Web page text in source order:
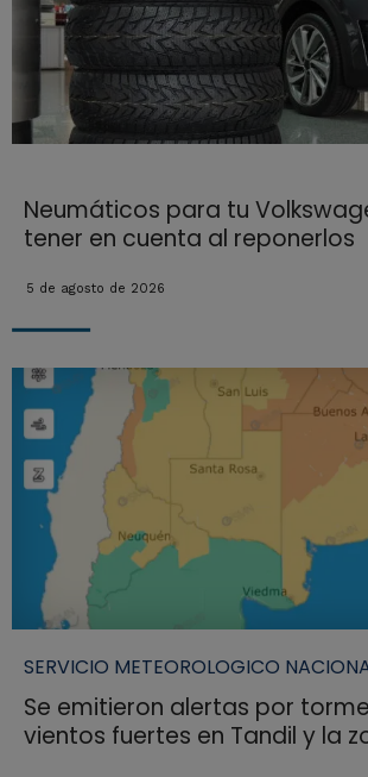
Neumáticos para tu
tener en cuenta al reponerlos
5 de agosto de 2026
SERVICIO METEOROLOGICO
Se emitieron alertas por
vientos fuertes en Tandil y la